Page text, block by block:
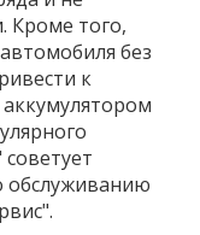
Кроме того,
без
к
обслуживанию